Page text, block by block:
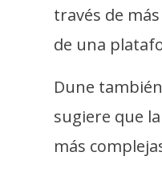
través de
de una
Dune
sugiere que
más